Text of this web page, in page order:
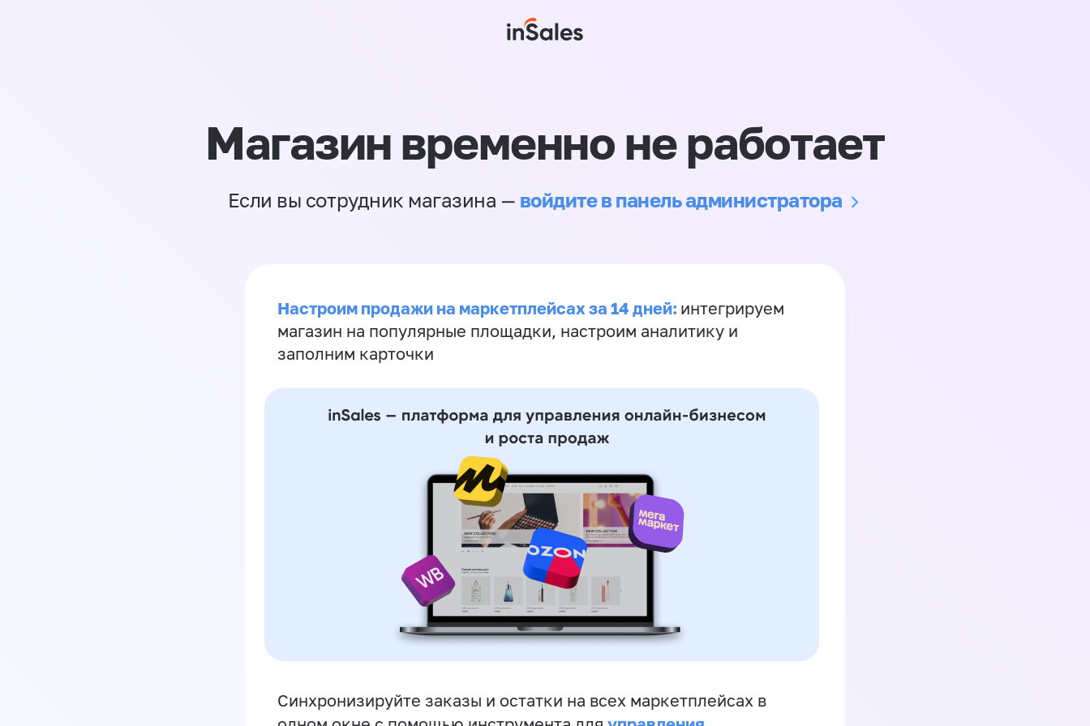
Магазин временно не работает
Если вы сотрудник магазина — войдите в панель администратора
Настроим продажи на маркетплейсах за 14 дней: интегрируем
магазин на популярные площадки, настроим аналитику и
заполним карточки
Синхронизируйте заказы и остатки на всех маркетплейсах в